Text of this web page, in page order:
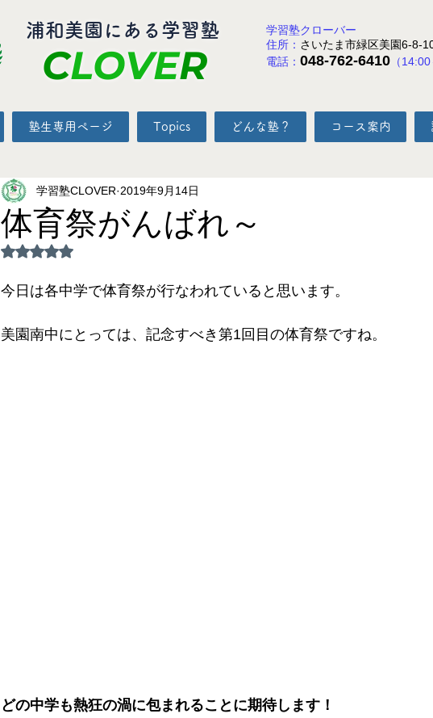
​浦和美園にある学習塾
CLOVER
学習塾クローバー
住所： さいたま市緑区美園6-8-
電話： 048-762-6410 （
塾生専用ページ Topics どんな塾？ コース案内
体育祭がんばれ～
学習塾CLOVER 2019年9月14日
5つ星のうちNaNと評価されています。
今日は各中学で体育祭が行なわれていると思います。
美園南中にとっては、記念すべき第1回目の体育祭ですね。
どの中学も熱狂の渦に包まれることに期待します！